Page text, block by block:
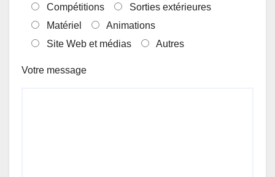
Compétitions
Sorties extérieures
Matériel
Animations
Site Web et médias
Autres
Votre message